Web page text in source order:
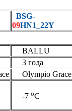
BSG-
09HN1_22Y
BALLU
3 года
Olympio Grace
-7 оС